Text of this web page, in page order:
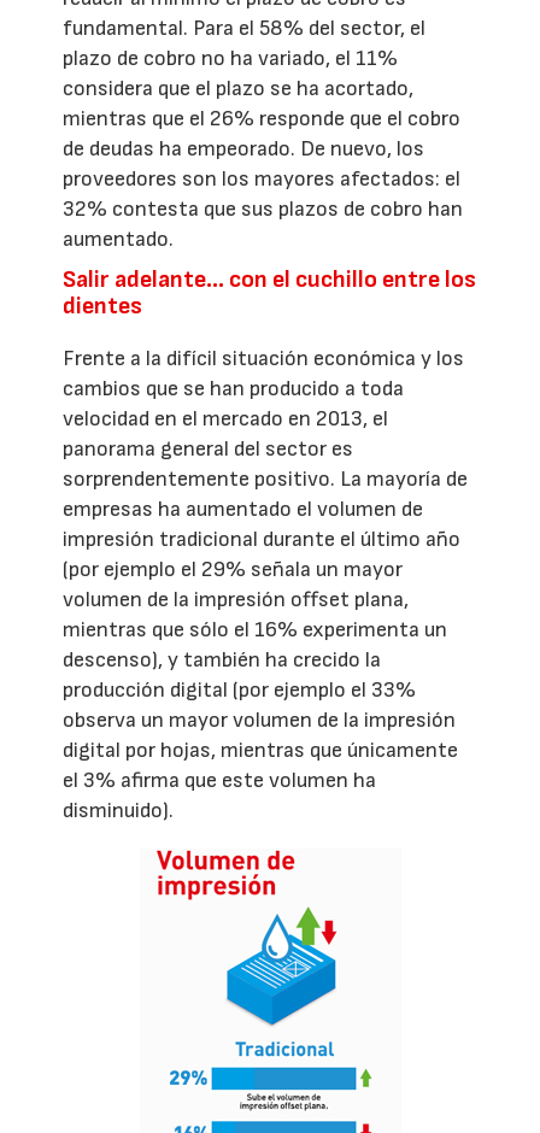
fundamental. Para el 58% del sector, el
plazo de cobro no ha variado, el 11%
considera que el plazo se ha acortado,
mientras que el 26% responde que el cobro
de deudas ha empeorado. De nuevo, los
proveedores son los mayores afectados: el
32% contesta que sus plazos de cobro han
aumentado.
Salir adelante… con el cuchillo entre los
dientes
Frente a la difícil situación económica y los
cambios que se han producido a toda
velocidad en el mercado en 2013, el
panorama general del sector es
sorprendentemente positivo. La mayoría de
empresas ha aumentado el volumen de
impresión tradicional durante el último año
(por ejemplo el 29% señala un mayor
volumen de la impresión offset plana,
mientras que sólo el 16% experimenta un
descenso), y también ha crecido la
producción digital (por ejemplo el 33%
observa un mayor volumen de la impresión
digital por hojas, mientras que únicamente
el 3% afirma que este volumen ha
disminuido).